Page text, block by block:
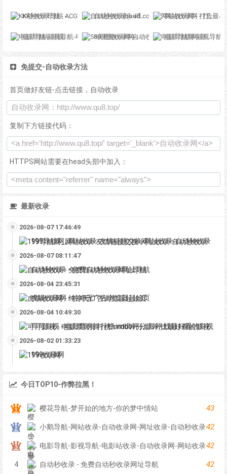
KK秒收录导航 - ACG萌次元丨ACG导航网丨二次元导航丨资源网导航丨福利网址导航 - KK秒收录导航网 自动秒收录(badfl.com) - 全自动秒收录网 网站收录网 - 打造最与众不同的站点收录网
电影导航-影视导航-电影站收录-自动收录网-网站收录 58美图收录网-自动收录网站-流量交换-自动链 电影导航网-影视导航-电影搜索-影视搜索-电影站收录
免提交-自动收录方法
首页做好友链-点击链接，自动收录
复制下方链接代码：
HTTPS网站需要在head头部中加入：
最新收录
2026-08-07 17:46:49
199导航网_网站收录-友情链接交换-网址收录-自动秒收录
2026-08-07 08:11:47
自动秒收录 - 免费自动秒收录网址导航
2026-08-04 23:45:31
虎喵收录网 - 纯净无广告浏览器起始页
2026-08-04 10:49:30
可可影视 - 电影票房排行榜,imdb评分,影评,找最好看的影视
2026-08-02 01:33:23
199收录网
今日TOP10-作弊拉黑！
樱花导航-梦开始的地方-你的梦中情站 43
小鹅导航-网站收录-自动收录网-网址收录-自动秒收录42
电影导航-影视导航-电影站收录-自动收录网-网站收录42
4 自动秒收录 - 免费自动秒收录网址导航 42